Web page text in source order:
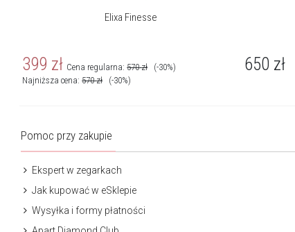
Elixa Finesse
399 zł Cena regularna:570 zł
(-30%)
Najniższa cena:570 zł (-30%)
650 zł
Pomoc przy zakupie
Ekspert w zegarkach
Jak kupować w eSklepie
Wysyłka i formy płatności